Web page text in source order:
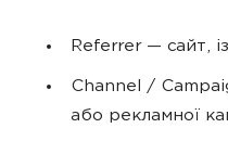
Referrer — сайт,
Channel /
або рекламної